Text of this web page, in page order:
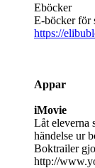
Eböcker
E-böcker för
https://
Appar
iMovie
Låt eleverna
händelse ur
Boktrailer
http://